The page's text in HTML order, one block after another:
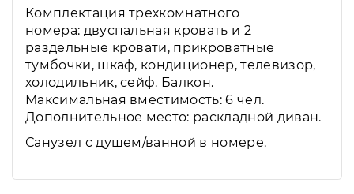
Комплектация трехкомнатного
номера: двуспальная кровать и 2
раздельные кровати, прикроватные
тумбочки, шкаф, кондиционер, телевизор,
холодильник, сейф. Балкон.
Максимальная вместимость: 6 чел.
Дополнительное место: раскладной диван.
Санузел с душем/ванной в номере.